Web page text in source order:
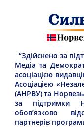
“Здійснено за
Медіа та
асоціацією
Асоціацією
(АНРВУ) та
за підтримки
обов’язково
партнерів